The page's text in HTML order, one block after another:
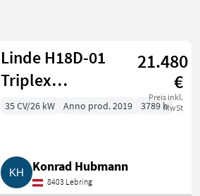
Linde H18D-01
Triplex
Vollfreihub
21.480
€
Preis inkl.
MwSt
35 CV/26 kW Anno prod. 2019 3789 h
Konrad Hubmann
8403 Lebring